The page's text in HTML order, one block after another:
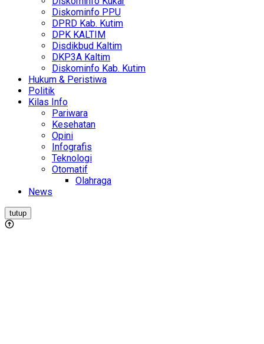
Diskominfo PPU
DPRD Kab. Kutim
DPK KALTIM
Disdikbud Kaltim
DKP3A Kaltim
Diskominfo Kab. Kutim
Hukum & Peristiwa
Politik
Kilas Info
Pariwara
Kesehatan
Opini
Infografis
Teknologi
Otomatif
Olahraga
News
tutup